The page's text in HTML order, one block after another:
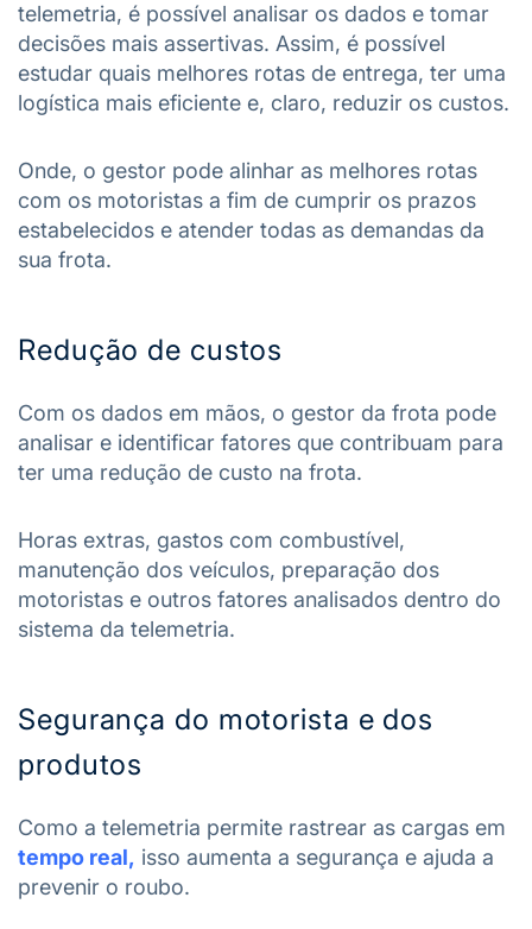
telemetria, é possível analisar os dados e tomar
decisões mais assertivas. Assim, é possível
estudar quais melhores rotas de entrega, ter uma
logística mais eficiente e, claro, reduzir os custos.
Onde, o gestor pode alinhar as melhores rotas
com os motoristas a fim de cumprir os prazos
estabelecidos e atender todas as demandas da
sua frota.
Redução de custos
Com os dados em mãos, o gestor da frota pode
analisar e identificar fatores que contribuam para
ter uma redução de custo na frota.
Horas extras, gastos com combustível,
manutenção dos veículos, preparação dos
motoristas e outros fatores analisados dentro do
sistema da telemetria.
Segurança do motorista e dos
produtos
Como a telemetria permite rastrear as cargas em
tempo real, isso aumenta a segurança e ajuda a
prevenir o roubo.